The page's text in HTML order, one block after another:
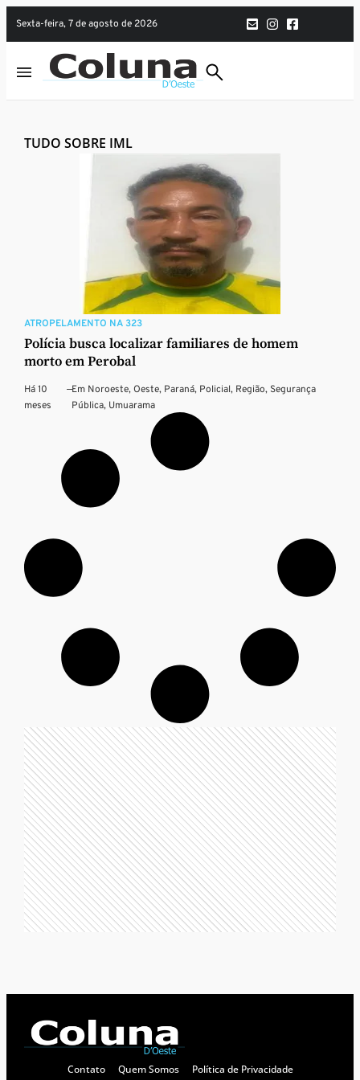
sexta-feira, 7 de agosto de 2026
TUDO SOBRE IML
ATROPELAMENTO NA 323
Polícia busca localizar familiares de homem
morto em Perobal
Há 10
meses
—Em Noroeste,Oeste, Paraná, Policial, Região, Segurança
Pública, Umuarama
Contato Quem Somos Política de Privacidade